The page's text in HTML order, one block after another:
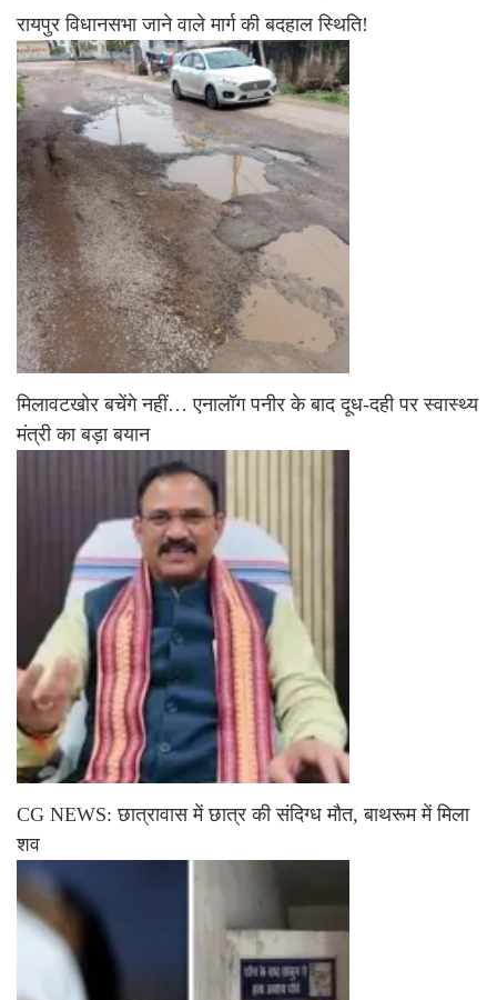
रायपुर विधानसभा जाने वाले मार्ग की बदहाल स्थिति!
मिलावटखोर बचेंगे नहीं… एनालॉग पनीर के बाद दूध-दही पर स्वास्थ्य
मंत्री का बड़ा बयान
CG NEWS: छात्रावास में छात्र की संदिग्ध मौत, बाथरूम में मिला
शव